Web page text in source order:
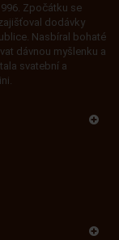
Zpočátku se
dodávky
Nasbíral bohaté
dávnou myšlenku a
svatební a